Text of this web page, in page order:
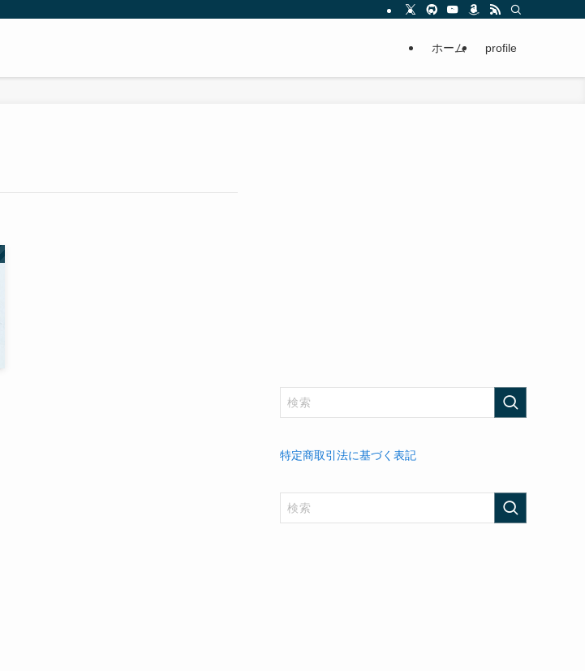
ホーム profile
特定商取引法に基づく表記